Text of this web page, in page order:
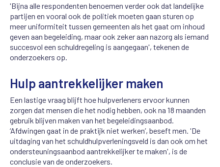
'Bijna alle respondenten benoemen verder ook dat landelijke
partijen en vooral ook de politiek moeten gaan sturen op
meer uniformiteit tussen gemeenten als het gaat om inhoud
geven aan begeleiding, maar ook zeker aan nazorg als iemand
succesvol een schuldregeling is aangegaan', tekenen de
onderzoekers op.
Hulp aantrekkelijker maken
Een lastige vraag blijft hoe hulpverleners ervoor kunnen
zorgen dat mensen die het nodig hebben, ook na 18 maanden
gebruik blijven maken van het begeleidingsaanbod.
‘Afdwingen gaat in de praktijk niet werken’, beseft men. 'De
uitdaging van het schuldhulpverleningsveld is dan ook om het
ondersteuningsaanbod aantrekkelijker te maken', is de
conclusie van de onderzoekers.